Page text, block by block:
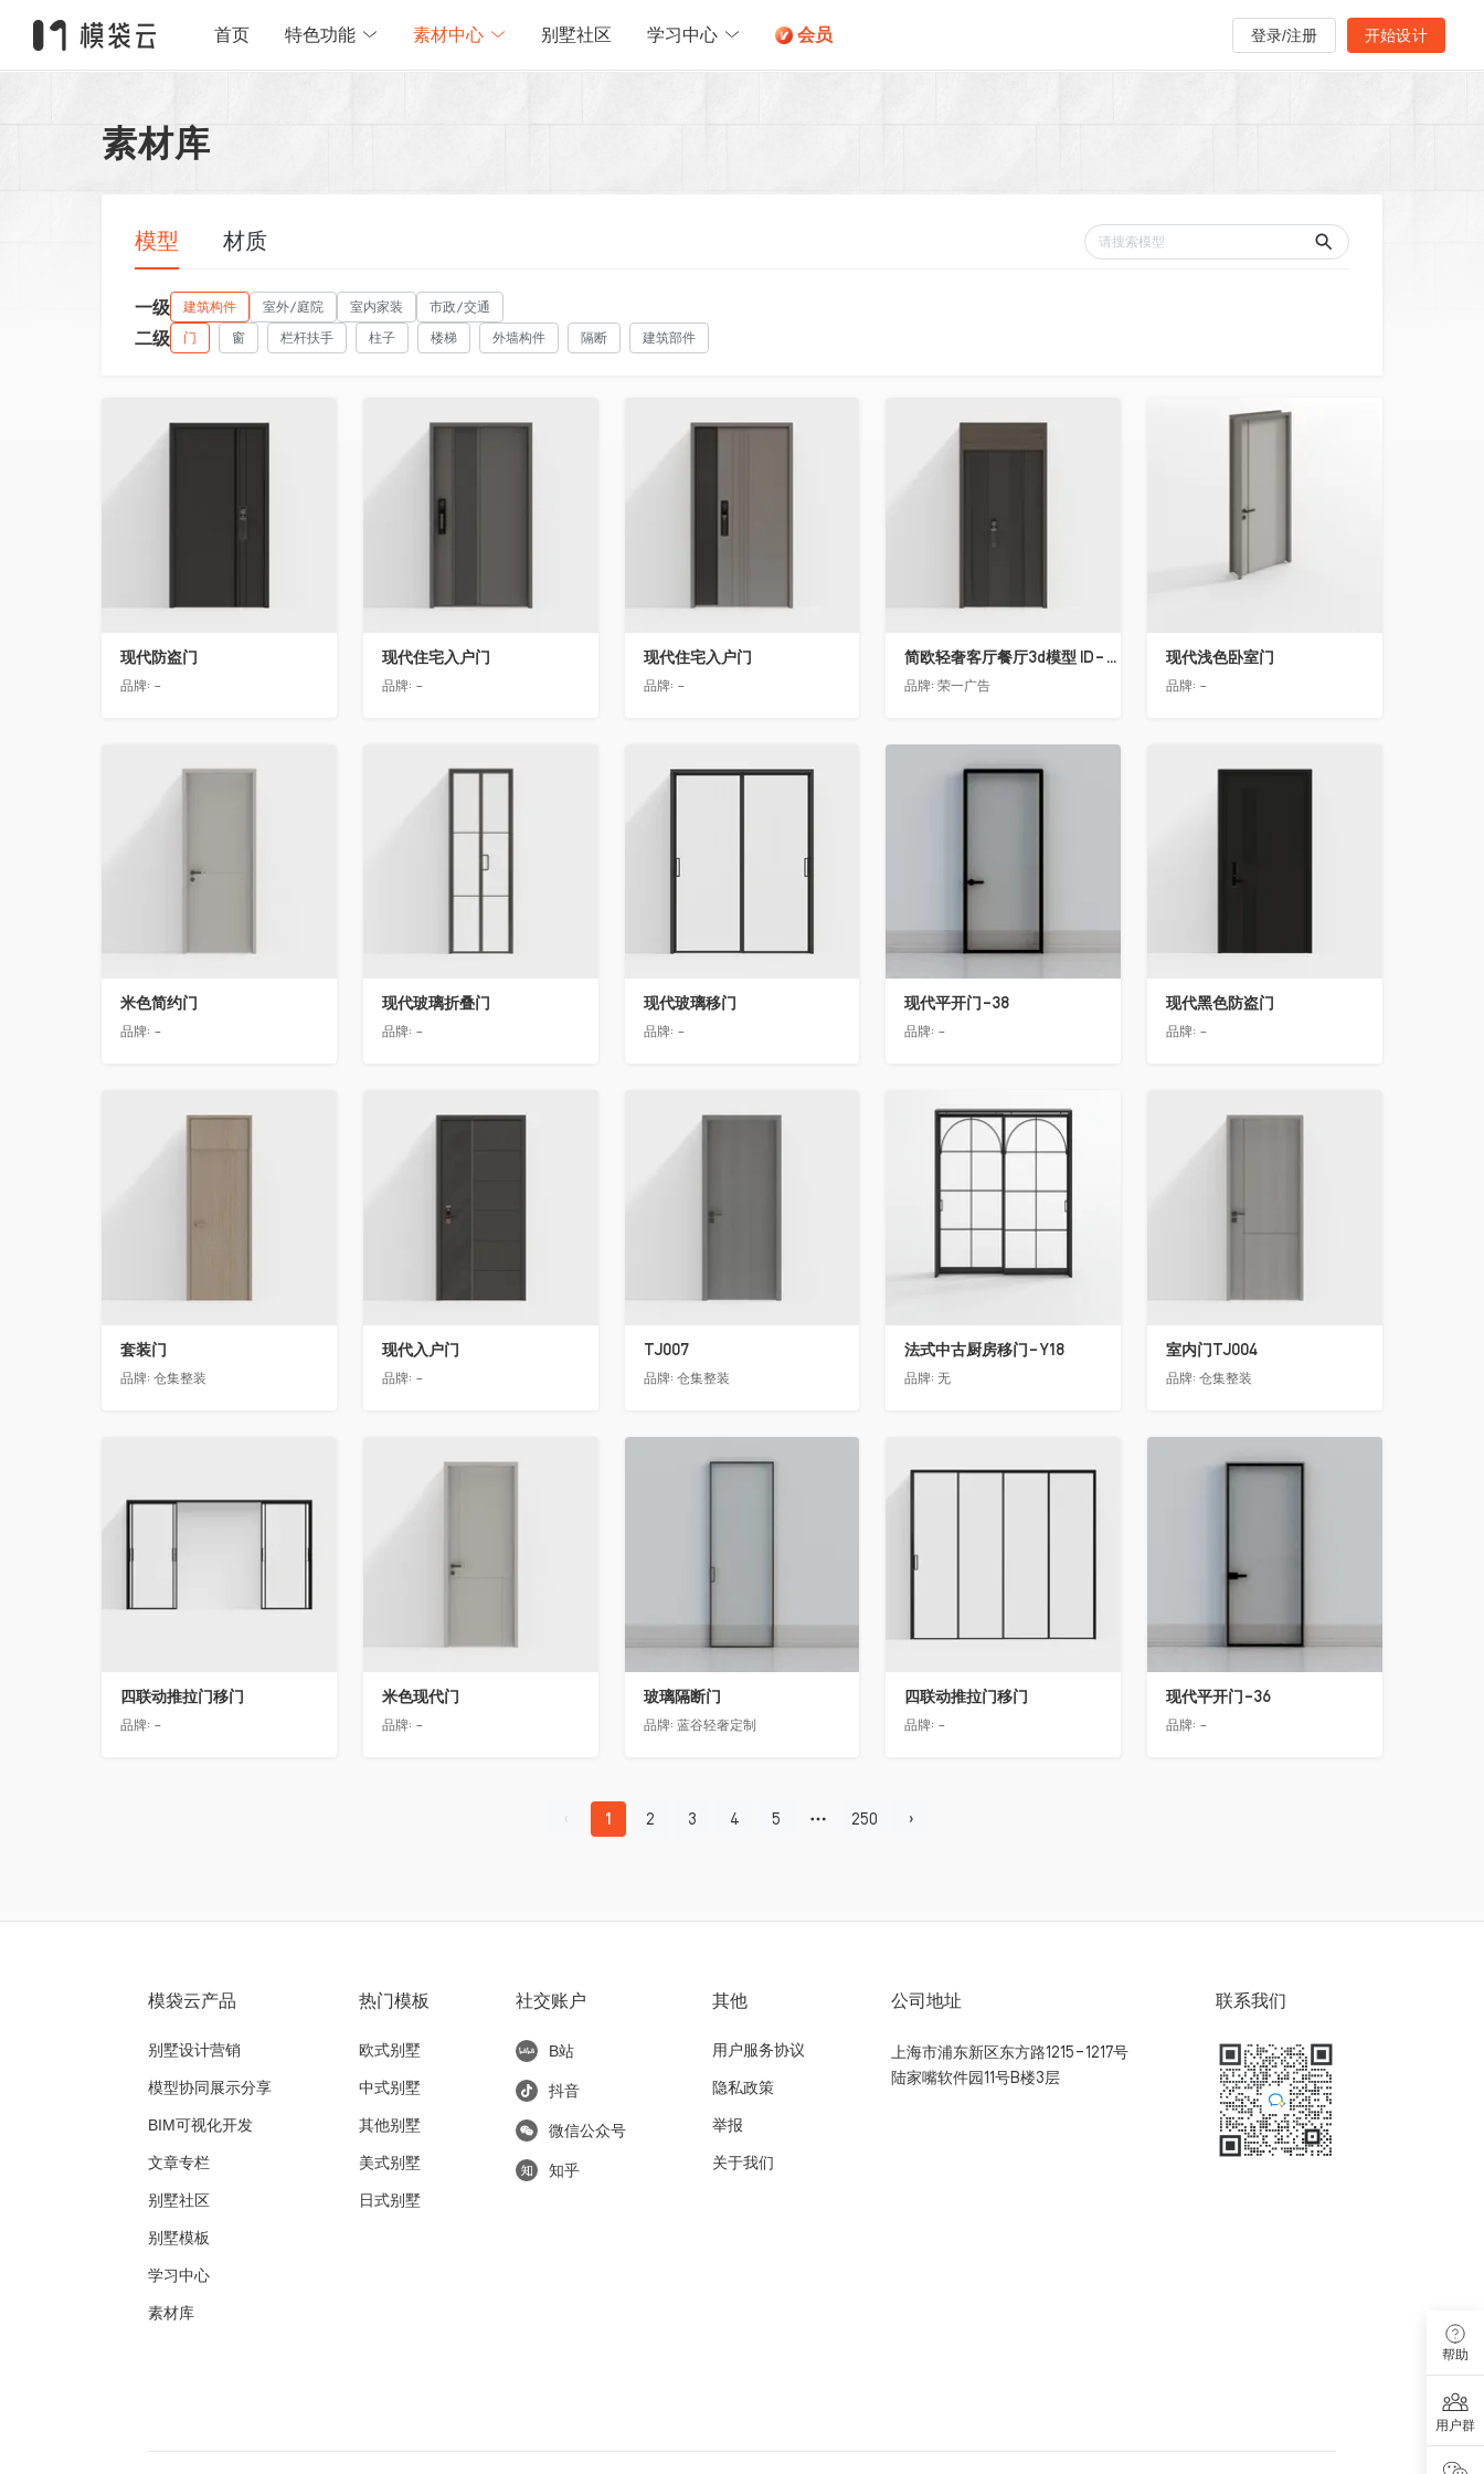
首页 特色功能 素材中心 别墅社区 学习中心 会员 登录/注册 开始设计
素材库
模型 材质
一级 建筑构件 室外/庭院 室内家装 市政/交通
二级 门 窗 栏杆扶手 柱子 楼梯 外墙构件 隔断 建筑部件
收藏
现代防盗门
品牌: -
收藏
现代住宅入户门
品牌: -
收藏
现代住宅入户门
品牌: -
收藏
简欧轻奢客厅餐厅3d模型 ID-11490558入户门2
品牌:荣一广告
现代浅色卧室门
品牌: -
米色简约门
品牌: -
现代玻璃折叠门
品牌: -
收藏
现代玻璃移门
品牌: -
收藏
现代平开门-38
品牌: -
收藏
现代黑色防盗门
品牌: -
套装门
品牌: 仓集整装
收藏
现代入户门
品牌: -
收藏
TJ007
品牌: 仓集整装
收藏
法式中古厨房移门-Y18
品牌:无
收藏
室内门TJ004
品牌:仓集整装
四联动推拉门移门
品牌: -
米色现代门
品牌: -
玻璃隔断门
品牌: 蓝谷轻奢定制
收藏
四联动推拉门移门
品牌: -
收藏
现代平开门-36
品牌: -
1 2 3 4 5 250
模袋云产品
别墅设计营销
模型协同展示分享
BIM可视化开发
文章专栏
别墅社区
别墅模板
学习中心
素材库
热门模板
欧式别墅
中式别墅
其他别墅
美式别墅
日式别墅
社交账户
B站
抖音
微信公众号
知乎
其他
用户服务协议
隐私政策
举报
关于我们
公司地址
上海市浦东新区东方路1215-1217号
陆家嘴软件园11号B楼3层
联系我们
帮助
用户群